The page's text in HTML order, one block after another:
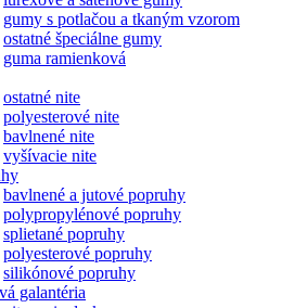
gumy s potlačou a tkaným vzorom
ostatné špeciálne gumy
guma ramienková
ostatné nite
polyesterové nite
bavlnené nite
vyšívacie nite
bavlnené a jutové popruhy
polypropylénové popruhy
splietané popruhy
polyesterové popruhy
silikónové popruhy
galantéria